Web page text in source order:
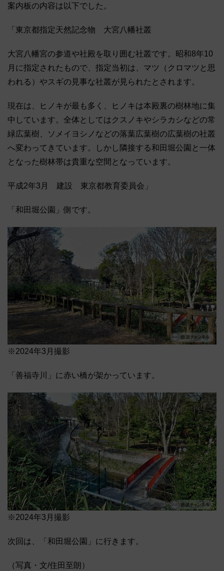
案内板の内容は以下でした。
「東京都指定天然記念物 大宮八幡社叢
大宮八幡宮の参道や社殿を取り囲む社叢です。昭和8年10
月に指定されたもので、指定当初は、マツ（クロマツと思
われる）やスギの見事な社叢が見られたとされます。
現在は、ヒノキが最も多く、ヒノキは本殿裏の樹林地に集
中しています。全体としてはクスノキやシラカシなどの常
緑広葉樹、ソメイヨシノなどの落葉広葉樹の広葉樹の社叢
へ変わってきています。しかし隣接する和田堀公園と一体
となった樹林帯は貴重な空間となっています。
平成2年3月 建設 東京都教育委員会」
「和田堀公園」側です。
※2024年3月撮影
「善福寺川」に赤い橋が架かっています。
※2024年3月撮影
次回は、「和田堀公園」に行きます。
（写真・文/住田至朗）